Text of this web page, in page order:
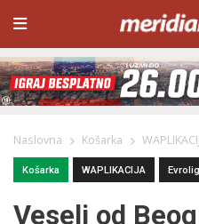
Naslovna Košarka
Košarka WAPLIKACIJA
Veseli od